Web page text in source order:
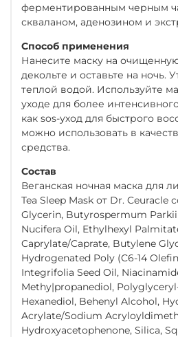
ферментированным черным
скваланом, аденозином и
Способ применения
Нанесите маску на
декольте и оставьте на ночь.
теплой водой. Используйте
уходе для более
как sos-уход для быстрого
можно использовать в
средства.
Состав
Веганская ночная маска для
Tea Sleep Mask от Dr. Ceuracle
Glycerin, Butyrospermum
Nucifera Oil, Ethylhexyl
Caprylate/Caprate, Butylene
Hydrogenated Poly (C6-14
Integrifolia Seed Oil,
Methy|propanediol,
Hexanediol, Behenyl Alcohol,
Acrylate/Sodium
Hydroxyacetophenone, Silica,